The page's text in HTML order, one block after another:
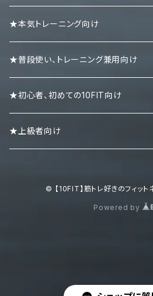
ニーラップ
リストラップ
リストストラップ
ハーフパンツ
キャップ
タンクトップ
ロンＴ
パーカー
スエット・トレーナー
★本気トレーニング向け
★普段使い、トレーニング兼用向け
★初心者、初めての10FIT向け
★上級者向け
© 【10FIT】筋トレ好きのフィット
Powered by